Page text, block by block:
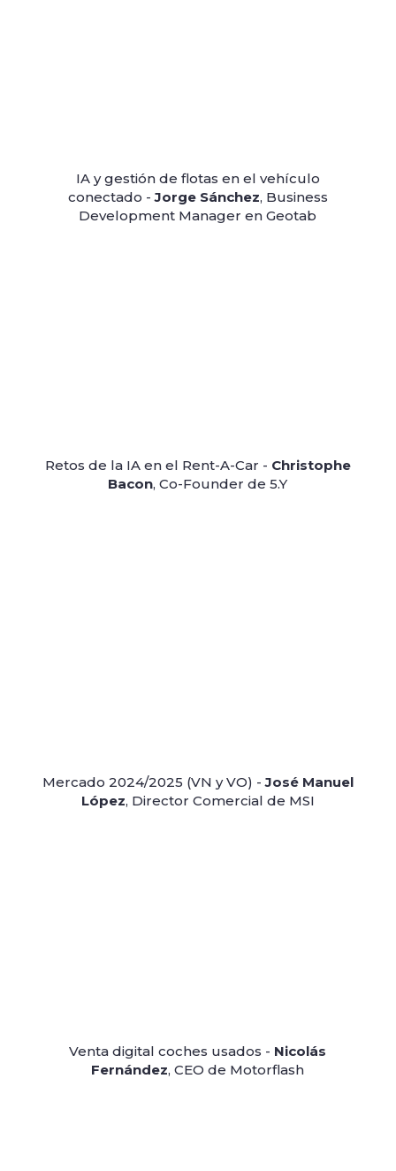
IA y gestión de flotas en el vehículo
conectado -Jorge Sánchez, Business
Development Manager en Geotab
Retos de la IA en el Rent-A-Car - Christophe
Bacon, Co-Founder de 5.Y
Mercado 2024/2025 (VN y VO) -José Manuel
López, Director Comercial de MSI
Venta digital coches usados - Nicolás
Fernández, CEO de Motorflash